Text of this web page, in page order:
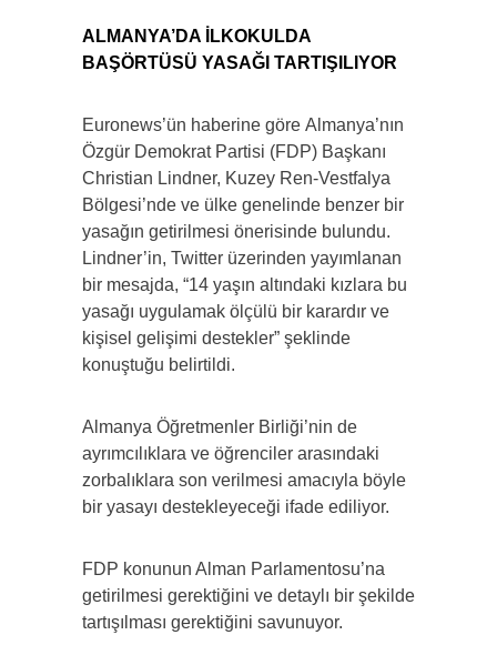
ALMANYA’DA İLKOKULDA
BAŞÖRTÜSÜ YASAĞI TARTIŞILIYOR
Euronews’ün haberine göre Almanya’nın
Özgür Demokrat Partisi (FDP) Başkanı
Christian Lindner, Kuzey Ren-Vestfalya
Bölgesi’nde ve ülke genelinde benzer bir
yasağın getirilmesi önerisinde bulundu.
Lindner’in, Twitter üzerinden yayımlanan
bir mesajda, “14 yaşın altındaki kızlara bu
yasağı uygulamak ölçülü bir karardır ve
kişisel gelişimi destekler” şeklinde
konuştuğu belirtildi.
Almanya Öğretmenler Birliği’nin de
ayrımcılıklara ve öğrenciler arasındaki
zorbalıklara son verilmesi amacıyla böyle
bir yasayı destekleyeceği ifade ediliyor.
FDP konunun Alman Parlamentosu’na
getirilmesi gerektiğini ve detaylı bir şekilde
tartışılması gerektiğini savunuyor.